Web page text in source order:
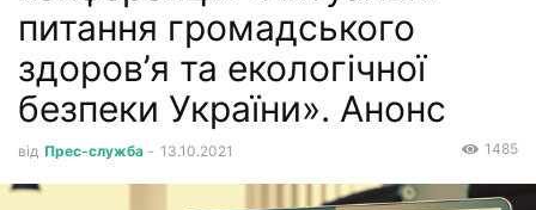
питання громадського
здоров’я та екологічної
безпеки України». Анонс
від Прес-служба - 13.10.2021 1485